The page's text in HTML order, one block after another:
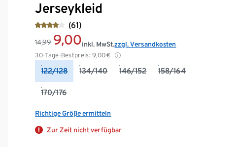
Jerseykleid
(61)
14,99 9,00
30-Tage-Bestpreis: 9,00€
inkl. MwSt.zzgl. Versandkosten
122/128 134/140 146/152 158/164
170/176
Richtige Größe ermitteln
Zur Zeit nicht verfügbar